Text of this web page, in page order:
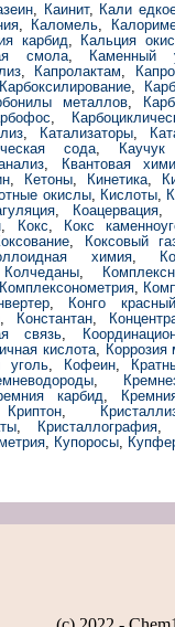
, Каинит, Кали
, Каломель,
карбид,
Кальция
смола,
Каменный
, Капролактам,
Карбоксилирование,
металлов,
,
, Катализаторы,
сода,
,
Квантовая
, Кетоны, Кинетика,
окислы, Кислоты,
, Коацервация
, Кокс,
Кокс
,
Коксовый
химия,
Колчеданы,
Комплексонометрия,
,
Конго красный
, Константан,
связь,
кислота, Коррозия
уголь, Кофеин,
,
карбид,
Криптон,
, Кристаллография
, Купоросы,